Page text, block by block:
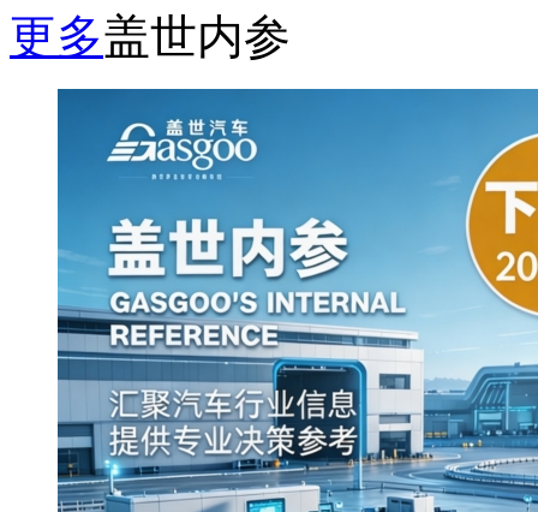
更多盖世内参